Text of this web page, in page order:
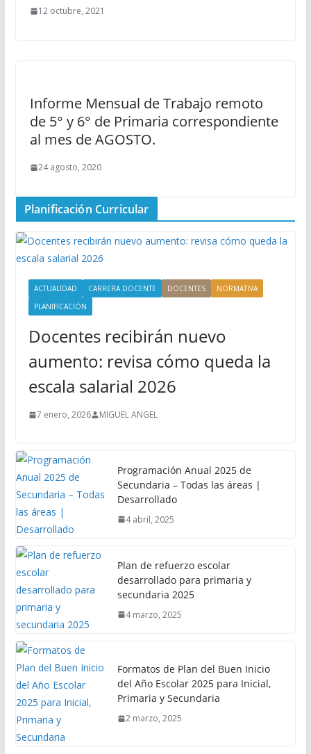
12 octubre, 2021
Informe Mensual de Trabajo remoto
de 5° y 6° de Primaria correspondiente
al mes de AGOSTO.
24 agosto, 2020
Planificación Curricular
ACTUALIDAD CARRERA DOCENTE DOCENTES
NORMATIVA
PLANIFICACIÓN
Docentes recibirán nuevo
aumento: revisa cómo queda la
escala salarial 2026
7 enero, 2026 MIGUEL ANGEL
Programación Anual 2025 de
Secundaria – Todas las áreas |
Desarrollado
4 abril, 2025
Plan de refuerzo escolar
desarrollado para primaria y
secundaria 2025
4 marzo, 2025
Formatos de Plan del Buen Inicio
del Año Escolar 2025 para Inicial,
Primaria y Secundaria
2 marzo, 2025